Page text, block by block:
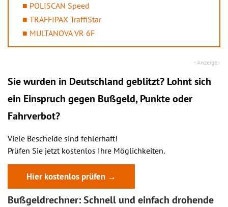
POLISCAN Speed
TRAFFIPAX TraffiStar
MULTANOVA VR 6F
Sie wurden in Deutschland geblitzt? Lohnt sich
ein Einspruch gegen Bußgeld, Punkte oder
Fahrverbot?
Viele Bescheide sind fehlerhaft!
Prüfen Sie jetzt kostenlos Ihre Möglichkeiten.
Hier kostenlos prüfen →
Bußgeldrechner: Schnell und einfach drohende